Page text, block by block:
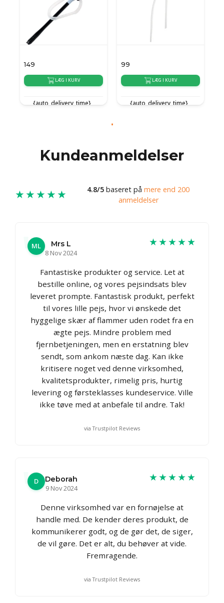
149
LÆG I KURV
{auto_delivery_time}
99
LÆG I KURV
{auto_delivery_time}
Kundeanmeldelser
★★★★★ 4.8/5 baseret på mere end 200
anmeldelser
ML
Mrs L
8 Nov 2024
★★★★★
Fantastiske produkter og service. Let at
bestille online, og vores pejsindsats blev
leveret prompte. Fantastisk produkt, perfekt
til vores lille pejs, hvor vi ønskede det
hyggelige skær af flammer uden rodet fra en
ægte pejs. Mindre problem med
fjernbetjeningen, men en erstatning blev
sendt, som ankom næste dag. Kan ikke
kritisere noget ved denne virksomhed,
kvalitetsprodukter, rimelig pris, hurtig
levering og førsteklasses kundeservice. Ville
ikke tøve med at anbefale til andre. Tak!
via Trustpilot Reviews
D
Deborah
9 Nov 2024
★★★★★
Denne virksomhed var en fornøjelse at
handle med. De kender deres produkt, de
kommunikerer godt, og de gør det, de siger,
de vil gøre. Det er alt, du behøver at vide.
Fremragende.
via Trustpilot Reviews